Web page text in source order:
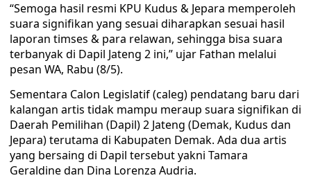
“Semoga hasil resmi KPU Kudus & Jepara memperoleh
suara signifikan yang sesuai diharapkan sesuai hasil
laporan timses & para relawan, sehingga bisa suara
terbanyak di Dapil Jateng 2 ini,” ujar Fathan melalui
pesan WA, Rabu (8/5).
Sementara Calon Legislatif (caleg) pendatang baru dari
kalangan artis tidak mampu meraup suara signifikan di
Daerah Pemilihan (Dapil) 2 Jateng (Demak, Kudus dan
Jepara) terutama di Kabupaten Demak. Ada dua artis
yang bersaing di Dapil tersebut yakni Tamara
Geraldine dan Dina Lorenza Audria.